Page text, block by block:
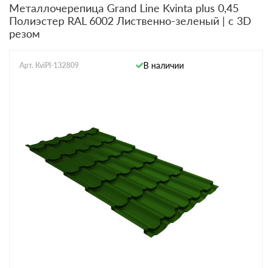
Металлочерепица Grand Line Kvinta plus 0,45
Полиэстер RAL 6002 Лиственно-зеленый | с 3D
резом
Арт. KviPl-132809 В наличии